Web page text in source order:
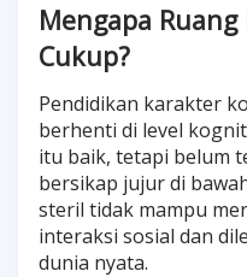
Mengapa Ruang
Cukup?
Pendidikan karakter
berhenti di level
itu baik, tetapi belum
bersikap jujur di
steril tidak mampu
interaksi sosial dan
dunia nyata.